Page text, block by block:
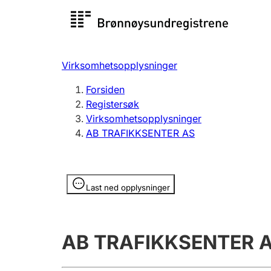
Registersøk
Registrere, endre, slette
Virksomhetsopplysninger
Forsiden
Registersøk
Virksomhetsopplysninger
AB TRAFIKKSENTER AS
Last ned opplysninger
Opplysninger er skjult
AB TRAFIKKSENTER